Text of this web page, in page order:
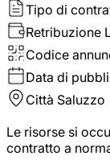
Tipo di
Retribuzione
Codice
Data di
Città Saluzzo
Le risorse si
contratto a